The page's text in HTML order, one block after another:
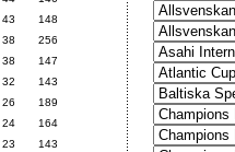
43
148
38
256
38
147
32
143
26
189
24
164
23
143